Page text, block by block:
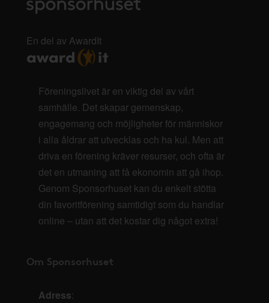
En del av AwardIt
Föreningslivet är en viktig del av vårt
samhälle. Det skapar gemenskap,
engagemang och möjligheter för människor
i alla åldrar att utvecklas och ha kul. Men att
driva en förening kräver resurser, och ofta är
det en utmaning att få ekonomin att gå ihop.
Genom Sponsorhuset kan du enkelt stötta
din favoritförening samtidigt som du handlar
online – utan att det kostar dig något extra!
Om Sponsorhuset
Adress: